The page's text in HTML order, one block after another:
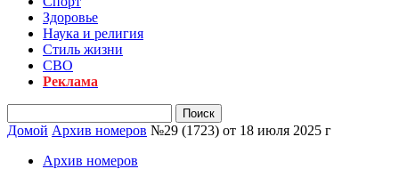
Здоровье
Наука и религия
Стиль жизни
СВО
Реклама
Домой Архив номеров №29 (1723) от 18 июля 2025 г
Архив номеров